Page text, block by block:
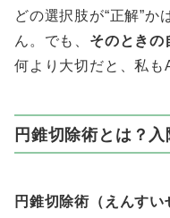
どの選択肢が“正解”
ん。でも、 そのときの
何より大切だと、私も
円錐切除術とは？
円錐切除術（えんす